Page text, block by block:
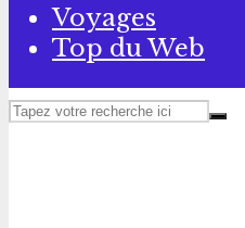
Voyages
Top du Web